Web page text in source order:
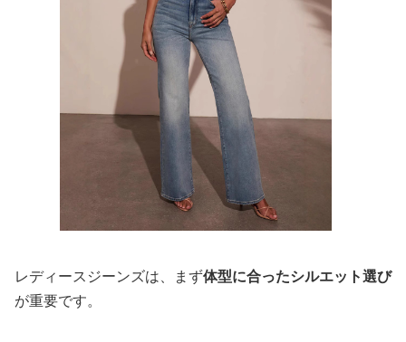
レディースジーンズは、まず体型に合ったシルエット選び
が重要です。